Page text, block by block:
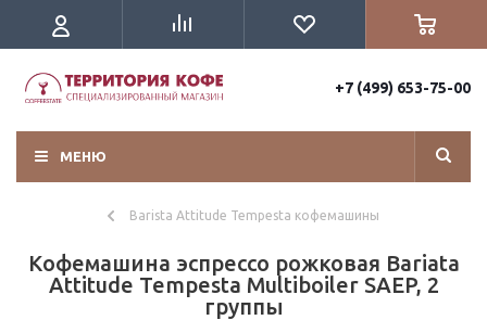
+7 (499) 653-75-00
МЕНЮ
Barista Attitude Tempesta кофемашины
Кофемашина эспрессо рожковая Bariata
Attitude Tempesta Multiboiler SAEP, 2
группы